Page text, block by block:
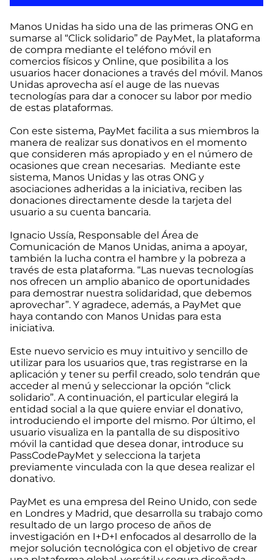
Manos Unidas ha sido una de las primeras ONG en
sumarse al “Click solidario” de PayMet, la plataforma
de compra mediante el teléfono móvil en
comercios físicos y Online, que posibilita a los
usuarios hacer donaciones a través del móvil. Manos
Unidas aprovecha así el auge de las nuevas
tecnologías para dar a conocer su labor por medio
de estas plataformas.
Con este sistema, PayMet facilita a sus miembros la
manera de realizar sus donativos en el momento
que consideren más apropiado y en el número de
ocasiones que crean necesarias. Mediante este
sistema, Manos Unidas y las otras ONG y
asociaciones adheridas a la iniciativa, reciben las
donaciones directamente desde la tarjeta del
usuario a su cuenta bancaria.
Ignacio Ussía, Responsable del Área de
Comunicación de Manos Unidas, anima a apoyar,
también la lucha contra el hambre y la pobreza a
través de esta plataforma. “Las nuevas tecnologías
nos ofrecen un amplio abanico de oportunidades
para demostrar nuestra solidaridad, que debemos
aprovechar”. Y agradece, además, a PayMet que
haya contando con Manos Unidas para esta
iniciativa.
Este nuevo servicio es muy intuitivo y sencillo de
utilizar para los usuarios que, tras registrarse en la
aplicación y tener su perfil creado, solo tendrán que
acceder al menú y seleccionar la opción “click
solidario”. A continuación, el particular elegirá la
entidad social a la que quiere enviar el donativo,
introduciendo el importe del mismo. Por último, el
usuario visualiza en la pantalla de su dispositivo
móvil la cantidad que desea donar, introduce su
PassCodePayMet y selecciona la tarjeta
previamente vinculada con la que desea realizar el
donativo.
PayMet es una empresa del Reino Unido, con sede
en Londres y Madrid, que desarrolla su trabajo como
resultado de un largo proceso de años de
investigación en I+D+I enfocados al desarrollo de la
mejor solución tecnológica con el objetivo de crear